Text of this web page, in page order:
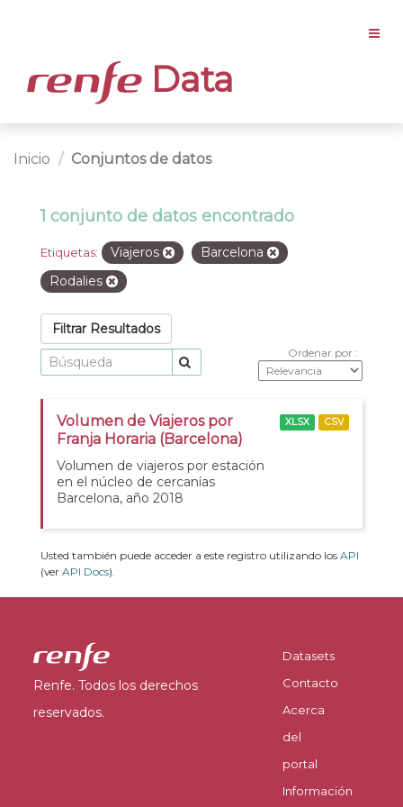
Data
Inicio Conjuntos de datos
1 conjunto de datos encontrado
Etiquetas: Viajeros
Barcelona
Rodalies
Filtrar Resultados
Ordenar por
Volumen de Viajeros por
Franja Horaria (Barcelona)
Volumen de viajeros por estación
en el núcleo de cercanías
Barcelona, año 2018
XLSX CSV
Usted también puede acceder a este registro utilizando los API
(ver API Docs).
Renfe. Todos los derechos
reservados.
Datasets
Contacto
Acerca
del
portal
Información